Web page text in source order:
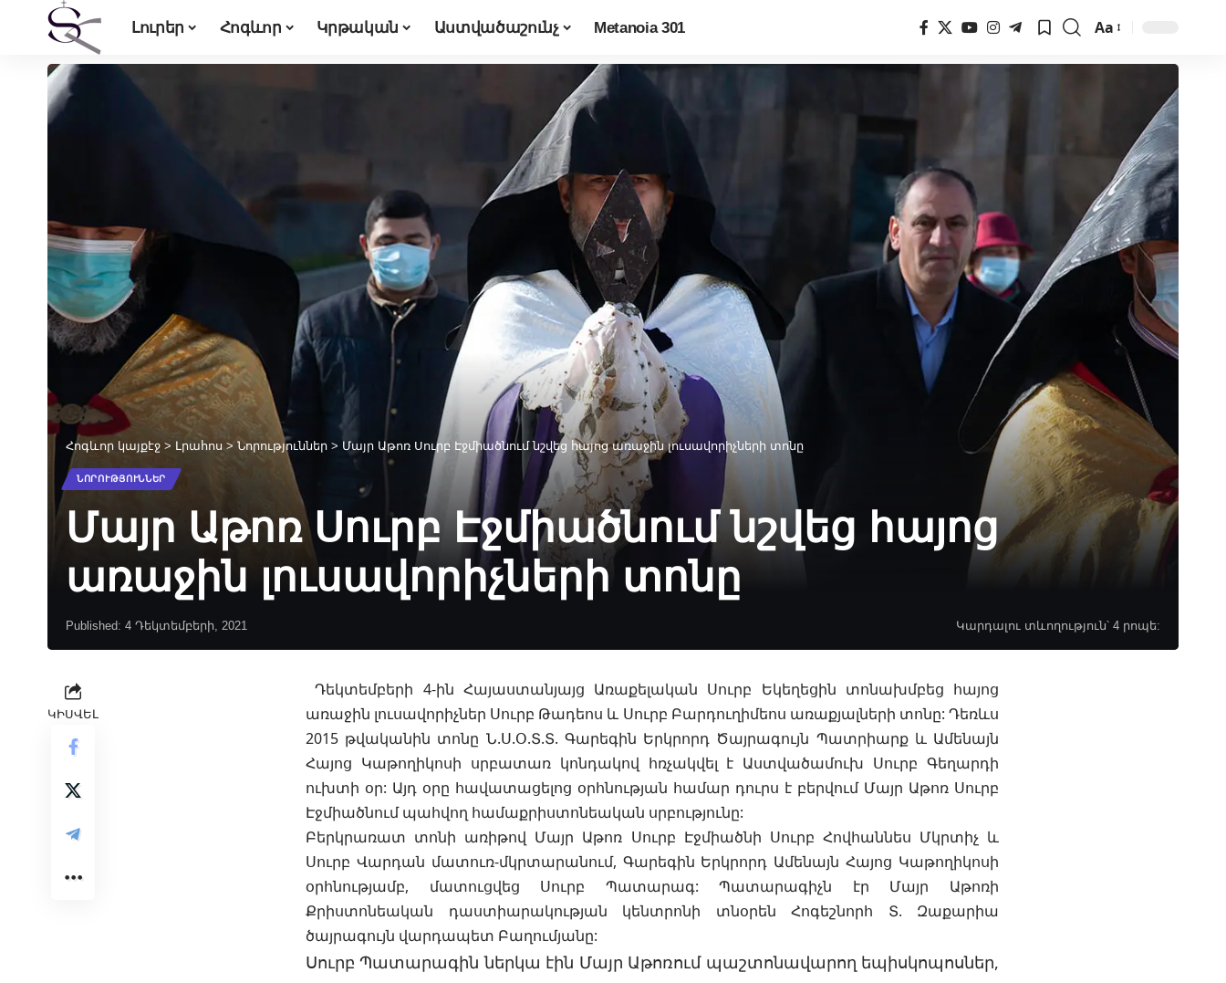
Լուրեր Հոգևոր Կրթական Աստվածաշունչ Metanoia 301
Font
Resizer
Aa
Հոգևոր կայքէջ > Լրահոս > Նորություններ > Մայր Աթոռ Սուրբ Էջմիածնում նշվեց հայոց առաջին լուսավորիչների տոնը
ՆՈՐՈՒԹՅՈՒՆՆԵՐ
Մայր Աթոռ Սուրբ Էջմիածնում նշվեց հայոց
առաջին լուսավորիչների տոնը
Published: 4 Դեկտեմբերի, 2021 Կարդալու տևողություն՝ 4 րոպե:
ԿԻՍՎԵԼ
Դեկտեմբերի 4-ին Հայաստանյայց Առաքելական Սուրբ Եկեղեցին տոնախմբեց հայոց
առաջին լուսավորիչներ Սուրբ Թադեոս և Սուրբ Բարդուղիմեոս առաքյալների տոնը: Դեռևս
2015 թվականին տոնը Ն.Ս.Օ.Տ.Տ. Գարեգին Երկրորդ Ծայրագույն Պատրիարք և Ամենայն
Հայոց Կաթողիկոսի սրբատառ կոնդակով հռչակվել է Աստվածամուխ Սուրբ Գեղարդի
ուխտի օր: Այդ օրը հավատացելոց օրհնության համար դուրս է բերվում Մայր Աթոռ Սուրբ
Էջմիածնում պահվող համաքրիստոնեական սրբությունը:
Բերկրառատ տոնի առիթով Մայր Աթոռ Սուրբ Էջմիածնի Սուրբ Հովհաննես Մկրտիչ և
Սուրբ Վարդան մատուռ-մկրտարանում, Գարեգին Երկրորդ Ամենայն Հայոց Կաթողիկոսի
օրհնությամբ, մատուցվեց Սուրբ Պատարագ: Պատարագիչն էր Մայր Աթոռի
Քրիստոնեական դաստիարակության կենտրոնի տնօրեն Հոգեշնորհ Տ. Զաքարիա
ծայրագույն վարդապետ Բաղումյանը:
Սուրբ Պատարագին ներկա էին Մայր Աթոռում պաշտոնավարող եպիսկոպոսներ,